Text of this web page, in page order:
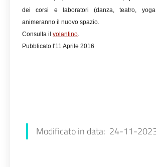
dei corsi e laboratori (danza, teatro,
animeranno il nuovo spazio.
Consulta il volantino.
Pubblicato l'11 Aprile 2016
Modificato in data: 24-11-